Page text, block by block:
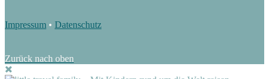
Impressum • Datenschutz
Zurück nach oben